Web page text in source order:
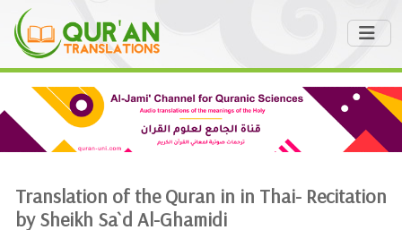
Translation of the Quran in in Thai- Recitation
by Sheikh Sa`d Al-Ghamidi